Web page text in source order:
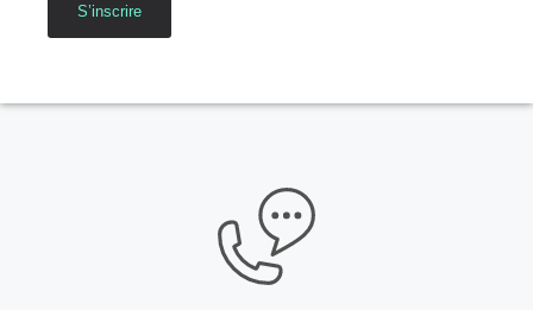
S’inscrire